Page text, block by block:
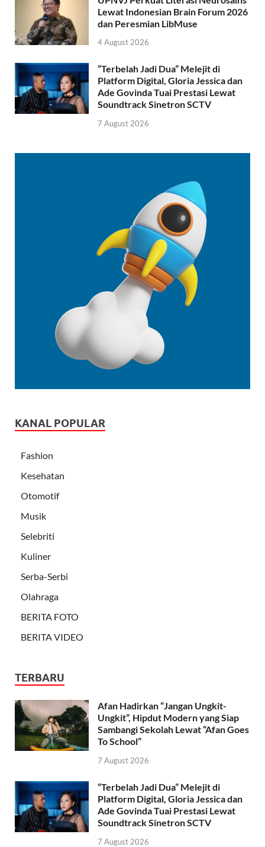
Lewat Indonesian Brain Forum 2026
dan Peresmian LibMuse
4 August 2026
“Terbelah Jadi Dua” Melejit di
Platform Digital, Gloria Jessica dan
Ade Govinda Tuai Prestasi Lewat
Soundtrack Sinetron SCTV
7 August 2026
KANAL POPULAR
Fashion
Kesehatan
Otomotif
Musik
Selebriti
Kuliner
Serba-Serbi
Olahraga
BERITA FOTO
BERITA VIDEO
TERBARU
Afan Hadirkan “Jangan Ungkit-
Ungkit”, Hipdut Modern yang Siap
Sambangi Sekolah Lewat “Afan Goes
To School”
7 August 2026
“Terbelah Jadi Dua” Melejit di
Platform Digital, Gloria Jessica dan
Ade Govinda Tuai Prestasi Lewat
Soundtrack Sinetron SCTV
7 August 2026